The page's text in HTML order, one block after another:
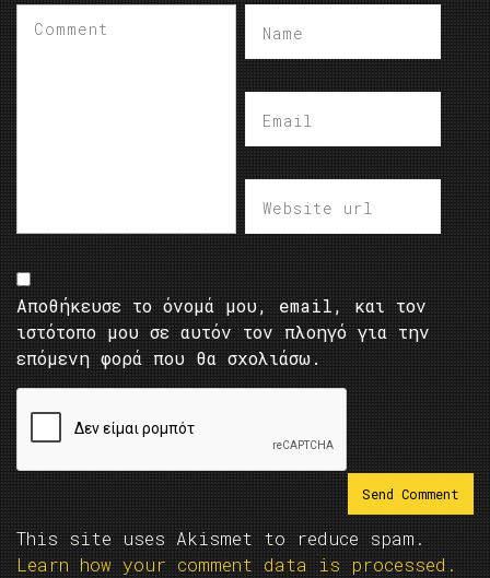
Αποθήκευσε το όνομά μου, email, και τον
ιστότοπο μου σε αυτόν τον πλοηγό για την
επόμενη φορά που θα σχολιάσω.
This site uses Akismet to reduce spam.
Learn how your comment data is processed.